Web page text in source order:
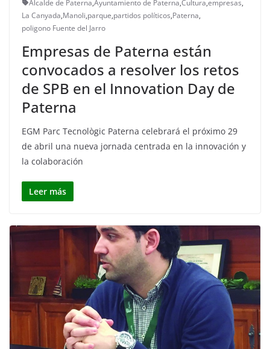
Alcalde de Paterna,Ayuntamiento de Paterna,Cultura,empresas,
La Canyada,Manoli,parque,partidos políticos,Paterna,
poligono Fuente del Jarro
Empresas de Paterna están
convocados a resolver los retos
de SPB en el Innovation Day de
Paterna
EGM Parc Tecnològic Paterna celebrará el próximo 29
de abril una nueva jornada centrada en la innovación y
la colaboración
Leer más